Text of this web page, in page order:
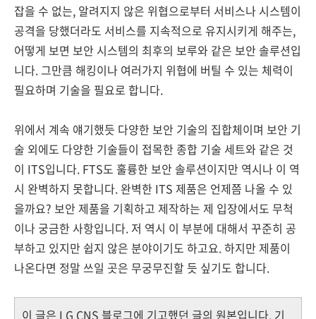
잡을 수 없는, 알려지지 않은 위협으로부터 서비스나 시스템이
공격을 당했더라도 서비스를 지속적으로 유지시키게 해주는,
어떻게 보면 보안 시스템의 최후의 보루와 같은 보안 솔루션입
니다. 그만큼 해킹이나 여러가지 위협에 버틸 수 있는 체력이
필요하며 기술을 필요로 합니다.
위에서 계속 얘기했듯 다양한 보안 기술의 집합체이며 보안 기
술 외에도 다양한 기술들이 접목한 종합 기술 세트와 같은 것
이 ITS입니다. FTS도 훌륭한 보안 솔루션이지만 역시나 이 역
시 완벽하지 못합니다. 완벽한 ITS 제품은 언제쯤 나올 수 있
을까요? 보안 제품을 기획하고 제작하는 제 입장에서도 무척
이나 궁금한 사항입니다. 저 역시 이 부분에 대해서 꾸준히 공
부하고 있지만 쉽지 않은 분야이기도 하고요. 하지만 제품이
나온다면 정말 쓰일 곳은 무궁무진할 듯 싶기도 합니다.
이 글은 LG CNS 블로그에 기고했던 글의 원본입니다. 기